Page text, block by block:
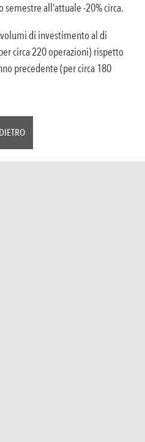
all’attuale -20% circa.
di investimento al di
circa 220 operazioni) rispetto
precedente (per circa 180